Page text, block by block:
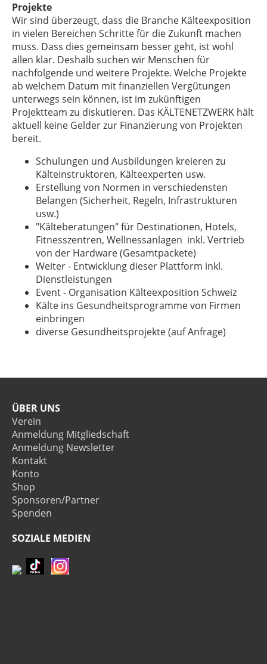
Projekte
Wir sind überzeugt, dass die Branche Kälteexposition
in vielen Bereichen Schritte für die Zukunft machen
muss. Dass dies gemeinsam besser geht, ist wohl
allen klar. Deshalb suchen wir Menschen für
nachfolgende und weitere Projekte. Welche Projekte
ab welchem Datum mit finanziellen Vergütungen
unterwegs sein können, ist im zukünftigen
Projektteam zu diskutieren. Das KÄLTENETZWERK hält
aktuell keine Gelder zur Finanzierung von Projekten
bereit.
Schulungen und Ausbildungen kreieren zu
Kälteinstruktoren, Kälteexperten usw.
Erstellung von Normen in verschiedensten
Belangen (Sicherheit, Regeln, Infrastrukturen
usw.)
"Kälteberatungen" für Destinationen, Hotels,
Fitnesszentren, Wellnessanlagen inkl. Vertrieb
von der Hardware (Gesamtpackete)
Weiter - Entwicklung dieser Plattform inkl.
Dienstleistungen
Event - Organisation Kälteexposition Schweiz
Kälte ins Gesundheitsprogramme von Firmen
einbringen
diverse Gesundheitsprojekte (auf Anfrage)
ÜBER UNS
Verein
Anmeldung Mitgliedschaft
Anmeldung Newsletter
Kontakt
Konto
Shop
Sponsoren/Partner
Spenden
SOZIALE MEDIEN